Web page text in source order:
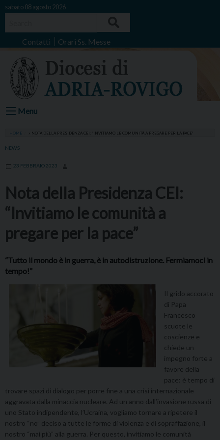
Skip
sabato 08 agosto 2026
Contatti Orari Ss. Messe
Menu
HOME NOTA DELLA PRESIDENZA CEI: “INVITIAMO LE COMUNITÀ A PREGARE PER LA PACE”
NEWS
23 FEBBRAIO 2023
Nota della Presidenza CEI:
“Invitiamo le comunità a
pregare per la pace”
“Tutto il mondo è in guerra, è in autodistruzione. Fermiamoci in
tempo!”
Il grido accorato
di Papa
Francesco
scuote le
coscienze e
chiede un
impegno forte a
favore della
pace: è tempo di
trovare spazi di dialogo per porre fine a una crisi internazionale
aggravata dalla minaccia nucleare. Ad un anno dall’invasione russa di
uno Stato indipendente, l’Ucraina, vogliamo tornare a ripetere il
nostro “no” deciso a tutte le forme di violenza e di sopraffazione, il
nostro “mai più” alla guerra. Per questo, invitiamo le comunità